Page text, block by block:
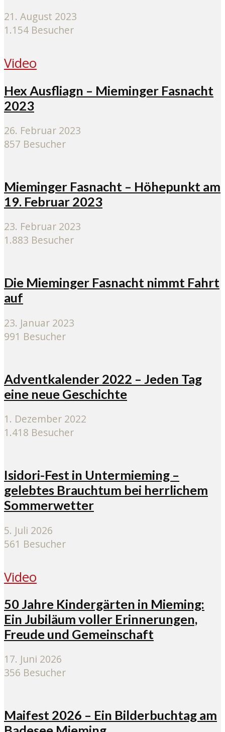
21. August 2023
1.154 Besucher
Video
Hex Ausfliagn – Mieminger Fasnacht
2023
26. Februar 2023
857 Besucher
Mieminger Fasnacht – Höhepunkt am
19. Februar 2023
23. Februar 2023
1.883 Besucher
Die Mieminger Fasnacht nimmt Fahrt
auf
23. Januar 2023
991 Besucher
Adventkalender 2022 – Jeden Tag
eine neue Geschichte
1. Dezember 2022
1.418 Besucher
Isidori-Fest in Untermieming –
gelebtes Brauchtum bei herrlichem
Sommerwetter
5. Juli 2026
561 Besucher
Video
50 Jahre Kindergärten in Mieming:
Ein Jubiläum voller Erinnerungen,
Freude und Gemeinschaft
17. Juni 2026
356 Besucher
Maifest 2026 – Ein Bilderbuchtag am